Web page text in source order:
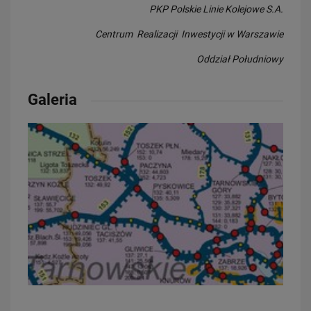
PKP Polskie Linie Kolejowe S.A.
Centrum Realizacji Inwestycji w Warszawie
Oddział Południowy
Galeria
Bydgoszcz Fordon po zmianach. Nowe perony, większa
23.07.2026
Nowe perony, windy i szybsze pociągi. Polskie Linie Kolejowe S.A.
pokazują…
PRZECZYTAJ